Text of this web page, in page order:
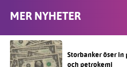
MER NYHETER
Storbanker öser
och petrokemi